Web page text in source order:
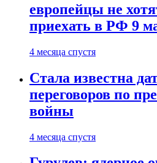
европейцы не
приехать в РФ 9
4 месяца спустя
Стала известна
переговоров по
войны
4 месяца спустя